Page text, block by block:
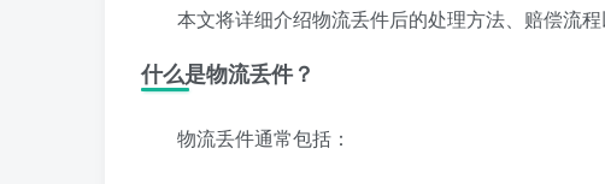
本文将详细介绍物流丢件后的处理方法、赔偿流程
什么是物流丢件？
物流丢件通常包括：